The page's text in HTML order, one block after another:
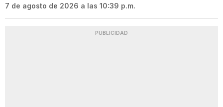
7 de agosto de 2026 a las 10:39 p.m.
PUBLICIDAD